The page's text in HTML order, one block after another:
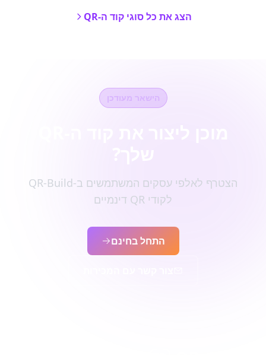
הצג את כל סוגי קוד ה-QR
הישאר מעודכן
הצטרף לאלפי עסקים המשתמשים ב-QR-Build
לקודי QR דינמיים
התחל בחינם